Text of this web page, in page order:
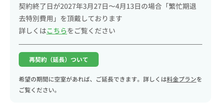
契約終了日が2027年3月27日〜4月13日の場合「繁忙期退
去特別費用」を頂戴しております
詳しくはこちらをご覧ください
再契約（延長）ついて
希望の期間に空室があれば、ご延長できます。詳しくは料金プランを
ご覧ください。